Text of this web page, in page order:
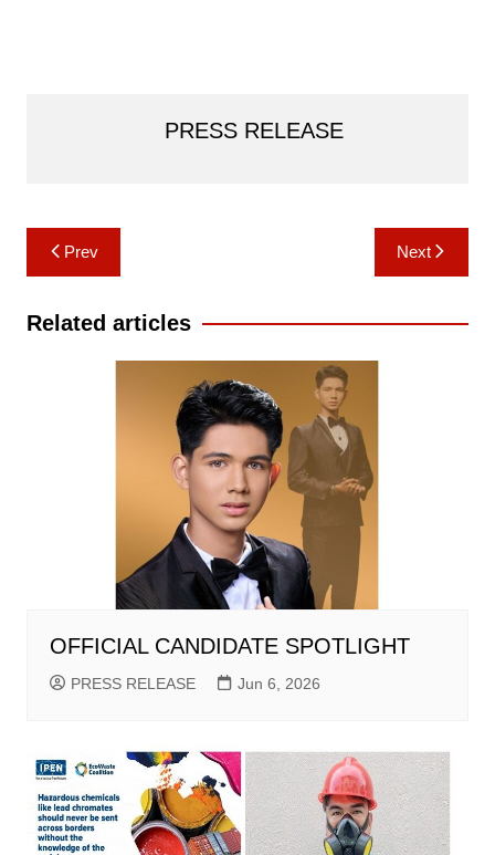
PRESS RELEASE
Post
navigation
Prev Next
Related articles
OFFICIAL CANDIDATE SPOTLIGHT
PRESS RELEASE Jun 6, 2026